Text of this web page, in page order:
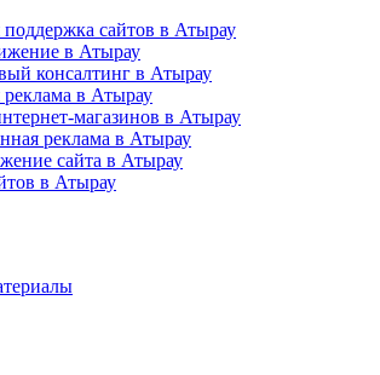
поддержка сайтов в Атырау
в Атырау
консалтинг в Атырау
реклама в Атырау
магазинов в Атырау
реклама в Атырау
сайта в Атырау
в Атырау